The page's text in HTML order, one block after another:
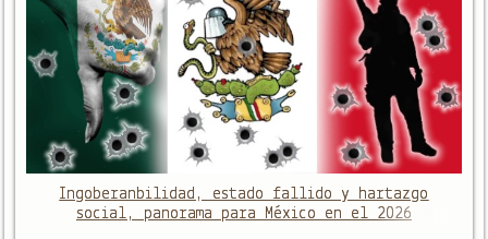
Ingoberanbilidad, estado fallido y hartazgo
social, panorama para México en el 2026